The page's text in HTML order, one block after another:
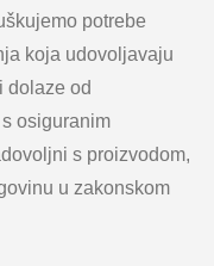
potrebe
koja udovoljavaju
dolaze od
osiguranim
s proizvodom,
u zakonskom